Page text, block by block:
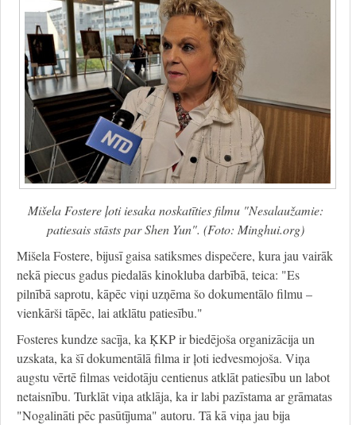
Mišela Fostere ļoti iesaka noskatīties filmu "Nesalaužamie:
patiesais stāsts par Shen Yun". (Foto: Minghui.org)
Mišela Fostere, bijusī gaisa satiksmes dispečere, kura jau vairāk
nekā piecus gadus piedalās kinokluba darbībā, teica: "Es
pilnībā saprotu, kāpēc viņi uzņēma šo dokumentālo filmu –
vienkārši tāpēc, lai atklātu patiesību."
Fosteres kundze sacīja, ka ĶKP ir biedējoša organizācija un
uzskata, ka šī dokumentālā filma ir ļoti iedvesmojoša. Viņa
augstu vērtē filmas veidotāju centienus atklāt patiesību un labot
netaisnību. Turklāt viņa atklāja, ka ir labi pazīstama ar grāmatas
"Nogalināti pēc pasūtījuma" autoru. Tā kā viņa jau bija